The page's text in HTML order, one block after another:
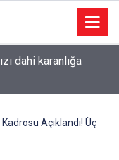
dahi karanlığa
Açıklandı! Üç